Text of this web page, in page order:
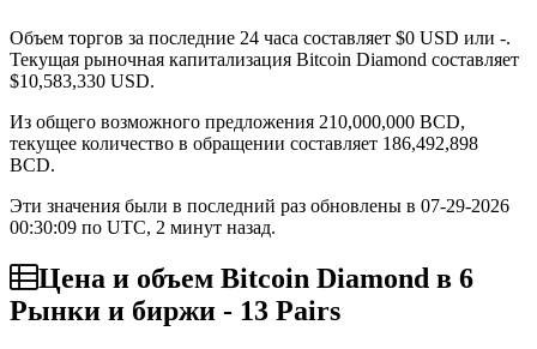
Объем торгов за последние 24 часа составляет $0 USD или -.
Текущая рыночная капитализация Bitcoin Diamond составляет
$10,583,330 USD.
Из общего возможного предложения 210,000,000 BCD,
текущее количество в обращении составляет 186,492,898
BCD.
Эти значения были в последний раз обновлены в 07-29-2026
00:30:09 по UTC, 2 минут назад.
Цена и объем Bitcoin Diamond в 6
Рынки и биржи - 13 Pairs